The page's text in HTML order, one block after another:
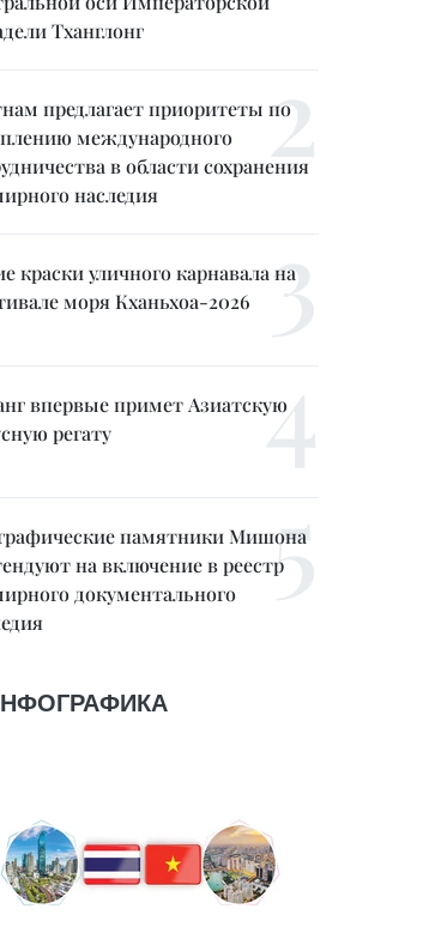
Тханглонг
предлагает приоритеты по
международного
в области сохранения
наследия
краски уличного карнавала на
моря Кханьхоа-2026
впервые примет Азиатскую
регату
памятники Мишона
на включение в реестр
документального